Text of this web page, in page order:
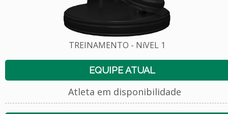
TREINAMENTO - NíVEL 1
EQUIPE ATUAL
Atleta em disponibilidade